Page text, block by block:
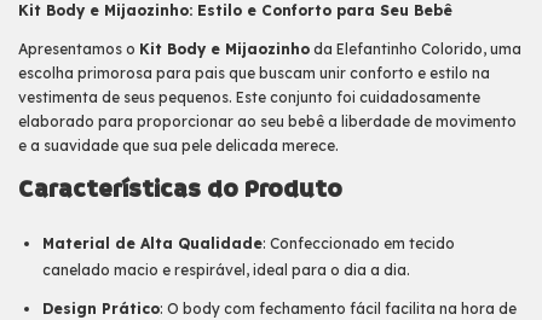
Kit Body e Mijaozinho: Estilo e Conforto para Seu Bebê
Apresentamos o Kit Body e Mijaozinho da Elefantinho Colorido, uma
escolha primorosa para pais que buscam unir conforto e estilo na
vestimenta de seus pequenos. Este conjunto foi cuidadosamente
elaborado para proporcionar ao seu bebê a liberdade de movimento
e a suavidade que sua pele delicada merece.
Características do Produto
Material de Alta Qualidade: Confeccionado em tecido
canelado macio e respirável, ideal para o dia a dia.
Design Prático: O body com fechamento fácil facilita na hora de